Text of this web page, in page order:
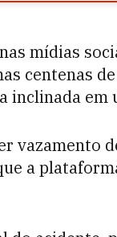
mídias
centenas
inclinada em
vazamento
a